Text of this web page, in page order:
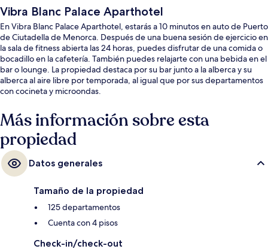
Vibra Blanc Palace Aparthotel
En Vibra Blanc Palace Aparthotel, estarás a 10 minutos en auto de Puerto
de Ciutadella de Menorca. Después de una buena sesión de ejercicio en
la sala de fitness abierta las 24 horas, puedes disfrutar de una comida o
bocadillo en la cafetería. También puedes relajarte con una bebida en el
bar o lounge. La propiedad destaca por su bar junto a la alberca y su
alberca al aire libre por temporada, al igual que por sus departamentos
con cocineta y microondas.
Más información sobre esta
propiedad
Datos generales
Tamaño de la propiedad
125 departamentos
Cuenta con 4 pisos
Check-in/check-out